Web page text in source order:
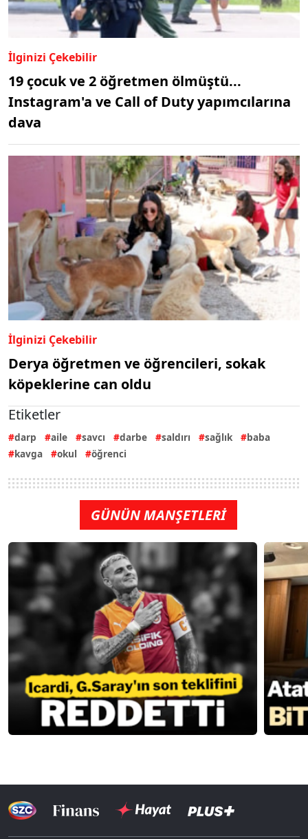
İlginizi Çekebilir
19 çocuk ve 2 öğretmen ölmüştü...
Instagram'a ve Call of Duty yapımcılarına
dava
İlginizi Çekebilir
Derya öğretmen ve öğrencileri, sokak
köpeklerine can oldu
Etiketler
darp aile savcı darbe saldırı sağlık
baba
kavga
okul öğrenci
GÜNÜN MANŞETLERİ